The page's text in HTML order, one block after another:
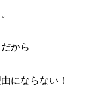
から
にならない！